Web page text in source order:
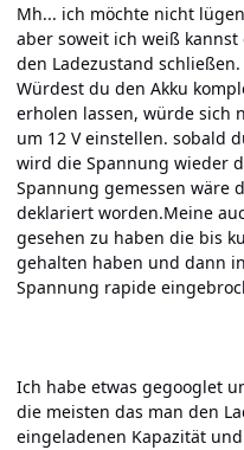
Mh... ich möchte nicht
aber soweit ich weiß
den Ladezustand schließen.
Würdest du den Akku
erholen lassen, würde sich
um 12 V einstellen. sobald
wird die Spannung wieder
Spannung gemessen wäre
deklariert worden.Meine
gesehen zu haben die bis
gehalten haben und dann
Spannung rapide
Ich habe etwas gegooglet
die meisten das man den
eingeladenen Kapazität